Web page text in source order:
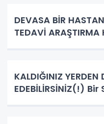
DEVASA BİR
TEDAVİ ARAŞTIRMA
KALDIĞINIZ YERDEN